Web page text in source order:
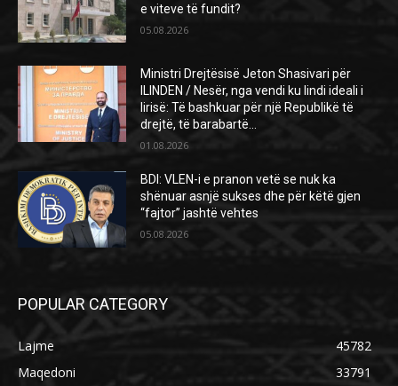
e viteve të fundit?
05.08.2026
Ministri Drejtësisë Jeton Shasivari për
ILINDEN / Nesër, nga vendi ku lindi ideali i
lirisë: Të bashkuar për një Republikë të
drejtë, të barabartë...
01.08.2026
BDI: VLEN-i e pranon vetë se nuk ka
shënuar asnjë sukses dhe për këtë gjen
“fajtor” jashtë vehtes
05.08.2026
POPULAR CATEGORY
Lajme
45782
Maqedoni
33791